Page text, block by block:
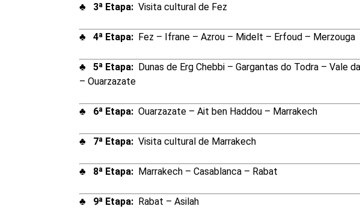
♣ 3ª Etapa: Visita cultural de Fez
♣ 4ª Etapa: Fez – Ifrane – Azrou – Midelt – Erfoud – Merzouga
♣ 5ª Etapa: Dunas de Erg Chebbi – Gargantas do Todra – Vale
– Ouarzazate
♣ 6ª Etapa: Ouarzazate – Ait ben Haddou – Marrakech
♣ 7ª Etapa: Visita cultural de Marrakech
♣ 8ª Etapa: Marrakech – Casablanca – Rabat
♣ 9ª Etapa: Rabat – Asilah